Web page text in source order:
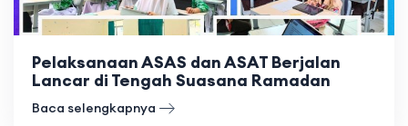
Pelaksanaan ASAS dan ASAT Berjalan
Lancar di Tengah Suasana Ramadan
Baca selengkapnya